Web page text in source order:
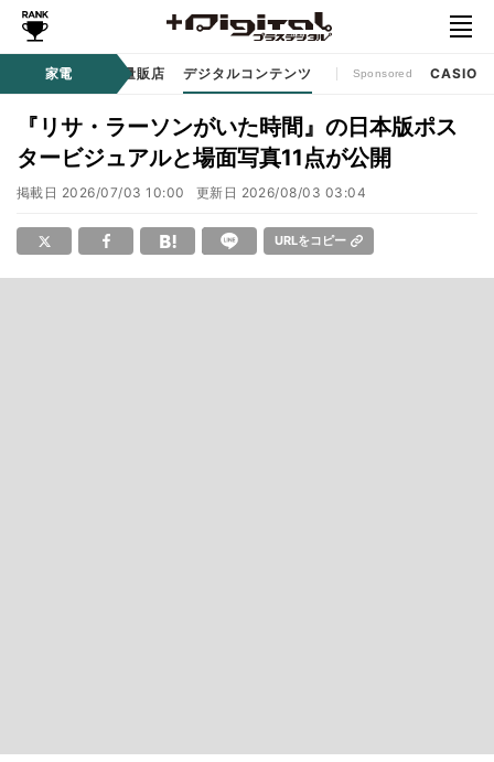
家電
生活家電 家電量販店 デジタルコンテンツ Sponsored CASIO
『リサ・ラーソンがいた時間』の日本版ポス
タービジュアルと場面写真11点が公開
掲載日 2026/07/03 10:00 更新日 2026/08/03 03:04
URLをコピー